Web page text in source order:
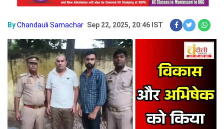
ByChandauli Samachar Sep 22, 2025, 20:46 IST